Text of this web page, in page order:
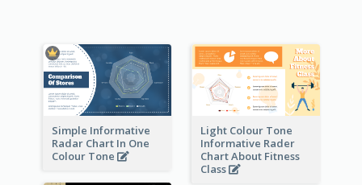
Simple Informative
Radar Chart In One
Colour Tone
Light Colour Tone
Informative Rader
Chart About Fitness
Class